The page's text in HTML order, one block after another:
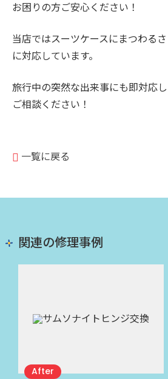
お困りの方ご安心ください！
当店ではスーツケースにまつわる
に対応しています。
旅行中の突然な出来事にも即対応
ご相談ください！
一覧に戻る
関連の修理事例